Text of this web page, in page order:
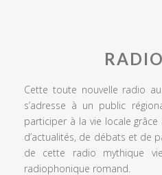
Cette toute nouvelle radio
s’adresse à un public
participer à la vie locale
d’actualités, de débats et de
de cette radio mythique
radiophonique romand.